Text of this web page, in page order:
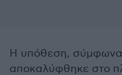
Η υπόθεση, σύμφωνα
αποκαλύφθηκε στο